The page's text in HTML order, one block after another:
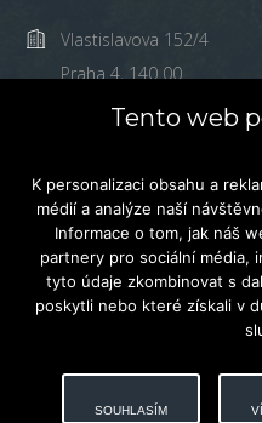
Vlastislavova 152/4
Praha 4, 140 00
Česká Republika
info@prague-lofts.cz
© 2026 Prague Lofts,
Tento web
K personalizaci obsahu a
médií a analýze naší
Informace o tom, jak náš
partnery pro sociální média,
tyto údaje zkombinovat s
poskytli nebo které získali v
SOUHLASÍM